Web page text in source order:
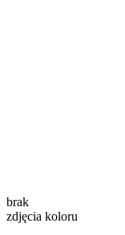
brak
zdjęcia koloru